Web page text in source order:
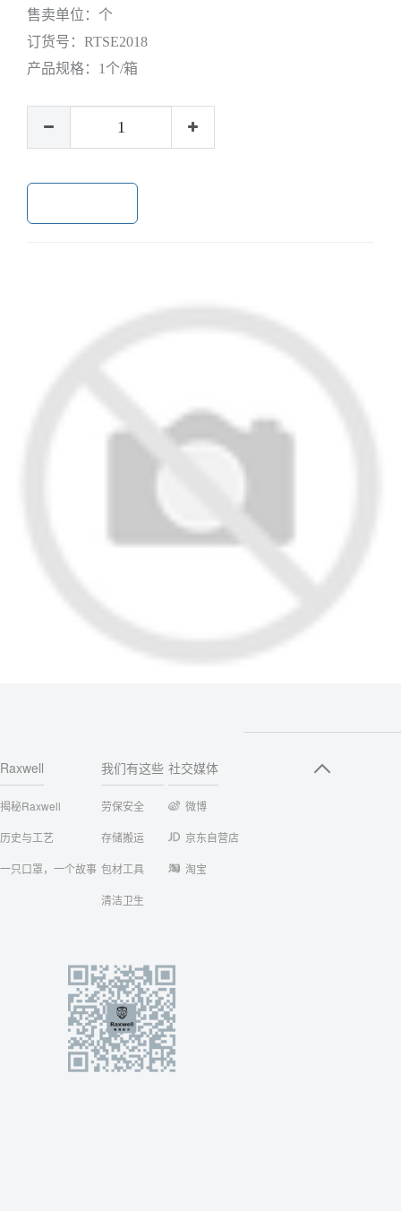
售卖单位： 个
订货号： RTSE2018
产品规格： 1个/箱
Raxwell
揭秘Raxwell
历史与工艺
一只口罩，一个故事
我们有这些
劳保安全
存储搬运
包材工具
清洁卫生
社交媒体
微博
京东自营店
淘宝